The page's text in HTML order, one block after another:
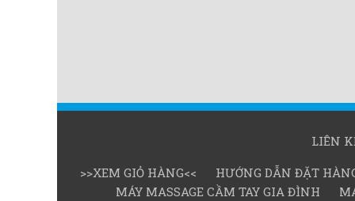
LIÊN
>>XEM GIỎ HÀNG<<
HƯỚNG DẪN ĐẶT
MÁY MASSAGE CẦM TAY GIA ĐÌNH